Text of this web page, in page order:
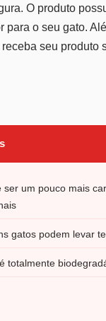
O produto
o seu gato.
seu produto
ser um pouco mais
gatos podem levar
totalmente